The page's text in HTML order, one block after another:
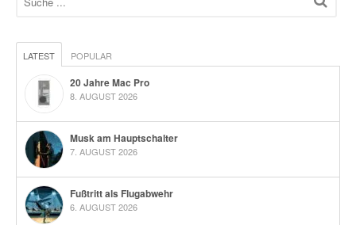
LATEST POPULAR
20 Jahre Mac Pro
8. AUGUST 2026
Musk am Hauptschalter
7. AUGUST 2026
Fußtritt als Flugabwehr
6. AUGUST 2026